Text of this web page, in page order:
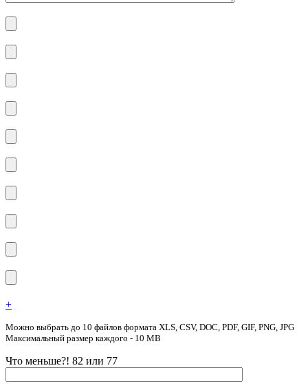
+
Можно выбрать до 10 файлов формата XLS, CSV, DOC, PDF, GIF, PNG, JPG
Максимальный размер каждого - 10 MB
Что меньше?! 82 или 77